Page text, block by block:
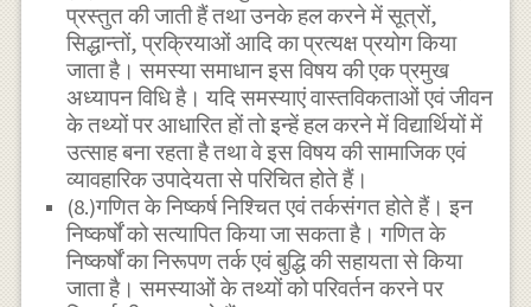
प्रस्तुत की जाती हैं तथा उनके हल करने में सूत्रों,
सिद्धान्तों, प्रक्रियाओं आदि का प्रत्यक्ष प्रयोग किया
जाता है। समस्या समाधान इस विषय की एक प्रमुख
अध्यापन विधि है। यदि समस्याएं वास्तविकताओं एवं जीवन
के तथ्यों पर आधारित हों तो इन्हें हल करने में विद्यार्थियों में
उत्साह बना रहता है तथा वे इस विषय की सामाजिक एवं
व्यावहारिक उपादेयता से परिचित होते हैं।
(8.)गणित के निष्कर्ष निश्चित एवं तर्कसंगत होते हैं। इन
निष्कर्षों को सत्यापित किया जा सकता है। गणित के
निष्कर्षों का निरूपण तर्क एवं बुद्धि की सहायता से किया
जाता है। समस्याओं के तथ्यों को परिवर्तन करने पर